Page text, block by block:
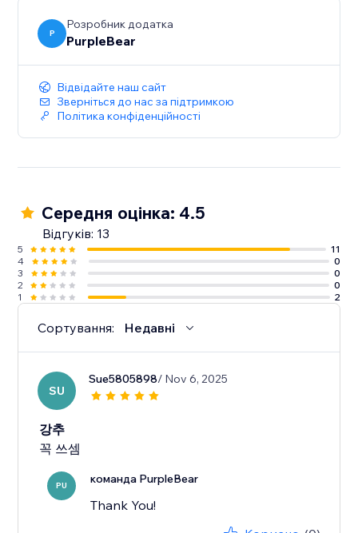
конверсію.
P
Розробник додатка
PurpleBear
Відвідайте наш сайт
Зверніться до нас за підтримкою
Політика конфіденційності
Середня оцінка: 4.5
Відгуків: 13
5
11
4
0
3
0
2
0
1
2
Сортування: Недавні
SU
Sue5805898/ Nov 6, 2025
강추
꼭 쓰셈
PU команда PurpleBear
Thank You!